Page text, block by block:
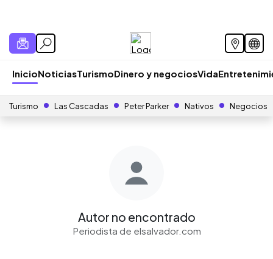
InicioNoticiasTurismoDinero y negociosVida
Turismo Las Cascadas Peter Parker Nativos Negocios
Autor no encontrado
Periodista de elsalvador.com